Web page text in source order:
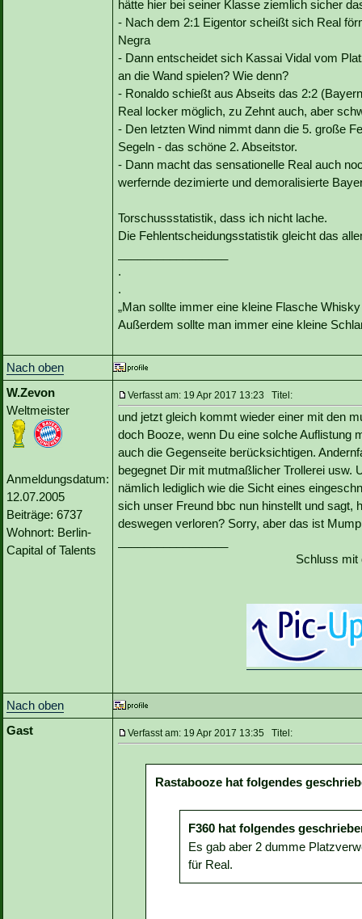
hätte hier bei seiner Klasse ziemlich sicher
- Nach dem 2:1 Eigentor scheißt sich Real
Negra
- Dann entscheidet sich Kassai Vidal vom
an die Wand spielen? Wie denn?
- Ronaldo schießt aus Abseits das 2:2
Real locker möglich, zu Zehnt auch, aber
- Den letzten Wind nimmt dann die 5. große
Segeln - das schöne 2. Abseitstor.
- Dann macht das sensationelle Real auch
werfernde dezimierte und demoralisierte
Torschussstatistik, dass ich nicht lache.
Die Fehlentscheidungsstatistik gleicht das
.
.
„Man sollte immer eine kleine Flasche
Außerdem sollte man immer eine kleine
Nach oben
W.Zevon
Weltmeister
Anmeldungsdatum:
12.07.2005
Beiträge: 6737
Wohnort: Berlin-
Capital of Talents
Verfasst am: 19 Apr 2017 13:23 Titel:
und jetzt gleich kommt wieder einer mit den
doch Booze, wenn Du eine solche Auflistung
auch die Gegenseite berücksichtigen.
begegnet Dir mit mutmaßlicher Trollerei usw.
nämlich lediglich wie die Sicht eines
sich unser Freund bbc nun hinstellt und sagt,
deswegen verloren? Sorry, aber das ist
Schluss mit
Nach oben
Gast
Verfasst am: 19 Apr 2017 13:35 Titel:
Rastabooze hat folgendes
F360 hat folgendes
Es gab aber 2 dumme
für Real.